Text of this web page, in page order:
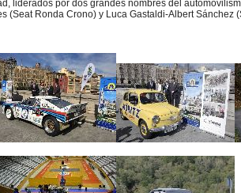
liderados por dos grandes nombres del
Ronda Crono) y Luca Gastaldi-Albert Sánchez